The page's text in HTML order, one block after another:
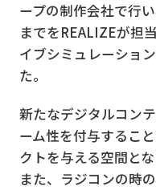
ープの制作会社で行
までをREALIZEが担
イブシミュレーショ
た。
新たなデジタルコン
ーム性を付与するこ
クトを与える空間とな
また、ラジコンの時